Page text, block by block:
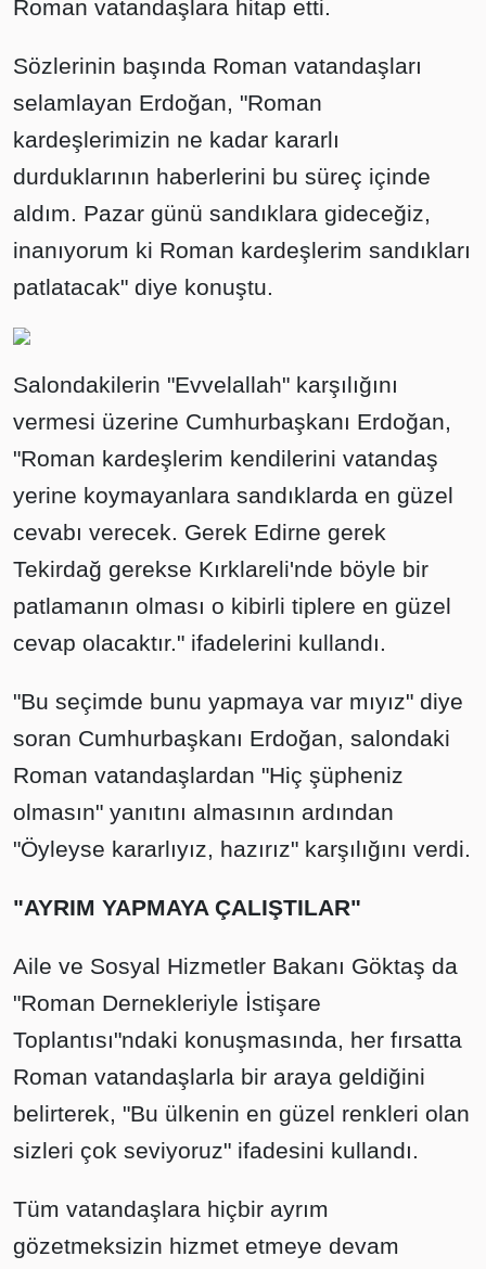
Roman vatandaşlara hitap etti.
Sözlerinin başında Roman vatandaşları
selamlayan Erdoğan, "Roman
kardeşlerimizin ne kadar kararlı
durduklarının haberlerini bu süreç içinde
aldım. Pazar günü sandıklara gideceğiz,
inanıyorum ki Roman kardeşlerim sandıkları
patlatacak" diye konuştu.
Salondakilerin "Evvelallah" karşılığını
vermesi üzerine Cumhurbaşkanı Erdoğan,
"Roman kardeşlerim kendilerini vatandaş
yerine koymayanlara sandıklarda en güzel
cevabı verecek. Gerek Edirne gerek
Tekirdağ gerekse Kırklareli'nde böyle bir
patlamanın olması o kibirli tiplere en güzel
cevap olacaktır." ifadelerini kullandı.
"Bu seçimde bunu yapmaya var mıyız" diye
soran Cumhurbaşkanı Erdoğan, salondaki
Roman vatandaşlardan "Hiç şüpheniz
olmasın" yanıtını almasının ardından
"Öyleyse kararlıyız, hazırız" karşılığını verdi.
"AYRIM YAPMAYA ÇALIŞTILAR"
Aile ve Sosyal Hizmetler Bakanı Göktaş da
"Roman Dernekleriyle İstişare
Toplantısı"ndaki konuşmasında, her fırsatta
Roman vatandaşlarla bir araya geldiğini
belirterek, "Bu ülkenin en güzel renkleri olan
sizleri çok seviyoruz" ifadesini kullandı.
Tüm vatandaşlara hiçbir ayrım
gözetmeksizin hizmet etmeye devam